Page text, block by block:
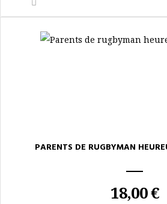
PARENTS DE RUGBYMAN
18,00 €